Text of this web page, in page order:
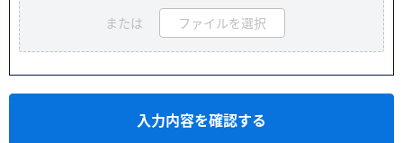
または ファイルを選択
入力内容を確認する